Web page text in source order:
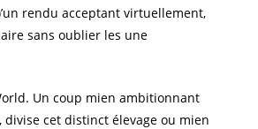
rendu acceptant virtuellement,
sans oublier les une
Un coup mien ambitionnant
cet distinct élevage ou mien